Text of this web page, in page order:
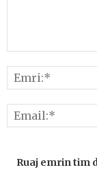
Ruaj emrin tim